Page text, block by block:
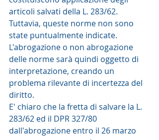
articoli salvati della L. 283/62.
Tuttavia, queste norme non sono
state puntualmente indicate.
L'abrogazione o non abrogazione
delle norme sarà quindi oggetto di
interpretazione, creando un
problema rilevante di incertezza del
diritto.
E' chiaro che la fretta di salvare la L.
283/62 ed il DPR 327/80
dall'abrogazione entro il 26 marzo